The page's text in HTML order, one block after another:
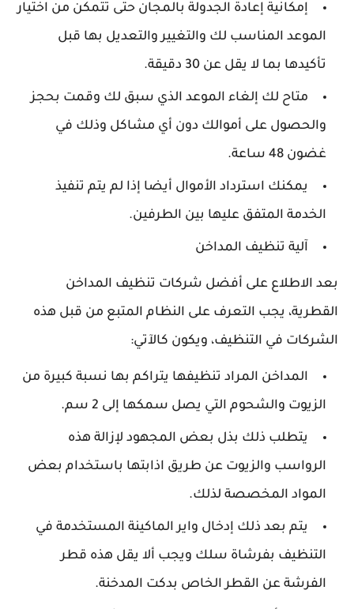
إمكانية إعادة الجدولة بالمجان حتى تتمكن من اختيار
الموعد المناسب لك والتغيير والتعديل بها قبل
تأكيدها بما لا يقل عن 30 دقيقة.
متاح لك إلغاء الموعد الذي سبق لك وقمت بحجز
والحصول على أموالك دون أي مشاكل وذلك في
غضون 48 ساعة.
يمكنك استرداد الأموال أيضا إذا لم يتم تنفيذ
الخدمة المتفق عليها بين الطرفين.
آلية تنظيف المداخن
بعد الاطلاع على أفضل شركات تنظيف المداخن
القطرية، يجب التعرف على النظام المتبع من قبل هذه
الشركات في التنظيف، ويكون كالآتي:
المداخن المراد تنظيفها يتراكم بها نسبة كبيرة من
الزيوت والشحوم التي يصل سمكها إلى 2 سم.
يتطلب ذلك بذل بعض المجهود لإزالة هذه
الرواسب والزيوت عن طريق اذابتها باستخدام بعض
المواد المخصصة لذلك.
يتم بعد ذلك إدخال واير الماكينة المستخدمة في
التنظيف بفرشاة سلك ويجب ألا يقل هذه قطر
الفرشة عن القطر الخاص بدكت المدخنة.